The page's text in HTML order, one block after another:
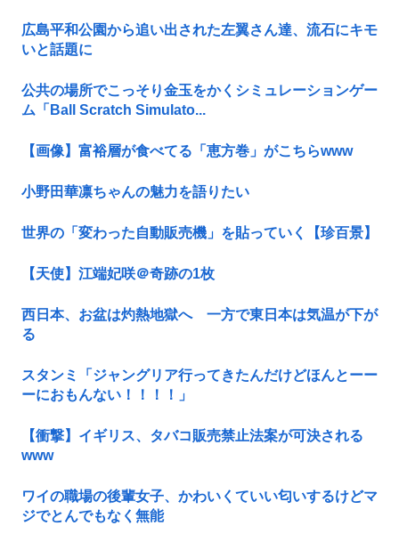
広島平和公園から追い出された左翼さん達、流石にキモ
いと話題に
公共の場所でこっそり金玉をかくシミュレーションゲー
ム「Ball Scratch Simulato...
【画像】富裕層が食べてる「恵方巻」がこちらwww
小野田華凛ちゃんの魅力を語りたい
世界の「変わった自動販売機」を貼っていく【珍百景】
【天使】江端妃咲＠奇跡の1枚
西日本、お盆は灼熱地獄へ 一方で東日本は気温が下が
る
スタンミ「ジャングリア行ってきたんだけどほんとーー
ーにおもんない！！！！」
【衝撃】イギリス、タバコ販売禁止法案が可決される
www
ワイの職場の後輩女子、かわいくていい匂いするけどマ
ジでとんでもなく無能